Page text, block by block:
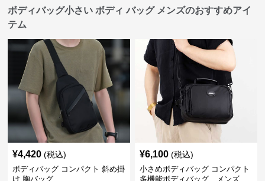
ボディバッグ小さい ボディ バッグ メンズのおすすめアイ
テム
¥4,420 (税込)
ボディバッグ コンパクト 斜め掛
け 胸バッグ
¥6,100 (税込)
小さめボディバッグ コンパクト
多機能ボディバッグ メンズ